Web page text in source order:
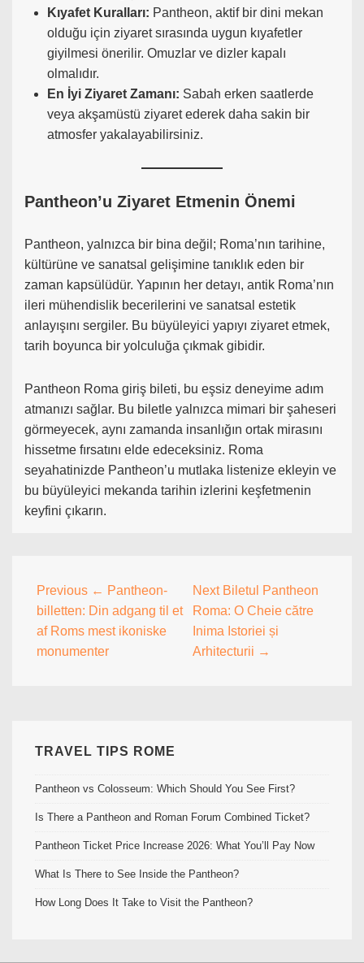
Kıyafet Kuralları: Pantheon, aktif bir dini mekan
olduğu için ziyaret sırasında uygun kıyafetler
giyilmesi önerilir. Omuzlar ve dizler kapalı
olmalıdır.
En İyi Ziyaret Zamanı: Sabah erken saatlerde
veya akşamüstü ziyaret ederek daha sakin bir
atmosfer yakalayabilirsiniz.
Pantheon’u Ziyaret Etmenin Önemi
Pantheon, yalnızca bir bina değil; Roma’nın tarihine,
kültürüne ve sanatsal gelişimine tanıklık eden bir
zaman kapsülüdür. Yapının her detayı, antik Roma’nın
ileri mühendislik becerilerini ve sanatsal estetik
anlayışını sergiler. Bu büyüleyici yapıyı ziyaret etmek,
tarih boyunca bir yolculuğa çıkmak gibidir.
Pantheon Roma giriş bileti, bu eşsiz deneyime adım
atmanızı sağlar. Bu biletle yalnızca mimari bir şaheseri
görmeyecek, aynı zamanda insanlığın ortak mirasını
hissetme fırsatını elde edeceksiniz. Roma
seyahatinizde Pantheon’u mutlaka listenize ekleyin ve
bu büyüleyici mekanda tarihin izlerini keşfetmenin
keyfini çıkarın.
Post
navigation
Previous ← Pantheon-
billetten: Din adgang til et
af Roms mest ikoniske
monumenter
Next Biletul Pantheon
Roma: O Cheie către
Inima Istoriei și
Arhitecturii →
TRAVEL TIPS ROME
Pantheon vs Colosseum: Which Should You See First?
Is There a Pantheon and Roman Forum Combined Ticket?
Pantheon Ticket Price Increase 2026: What You’ll Pay Now
What Is There to See Inside the Pantheon?
How Long Does It Take to Visit the Pantheon?